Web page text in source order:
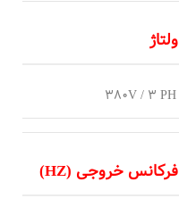
ولتاژ
380V / 3 PH
فرکانس خروجی (HZ)